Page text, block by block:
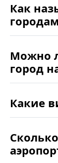
Как
Можно
город
Какие